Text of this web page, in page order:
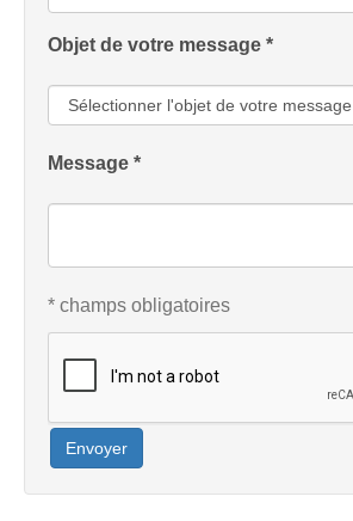
Objet de votre message *
Message *
* champs obligatoires
Envoyer